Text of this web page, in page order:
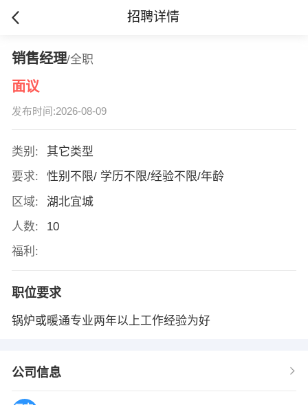
招聘详情
销售经理/全职
面议
发布时间:2026-08-09
类别:
其它类型
要求:
性别不限/ 学历不限/经验不限/年龄
区域:
湖北宜城
人数:
10
福利:
职位要求
锅炉或暖通专业两年以上工作经验为好
公司信息